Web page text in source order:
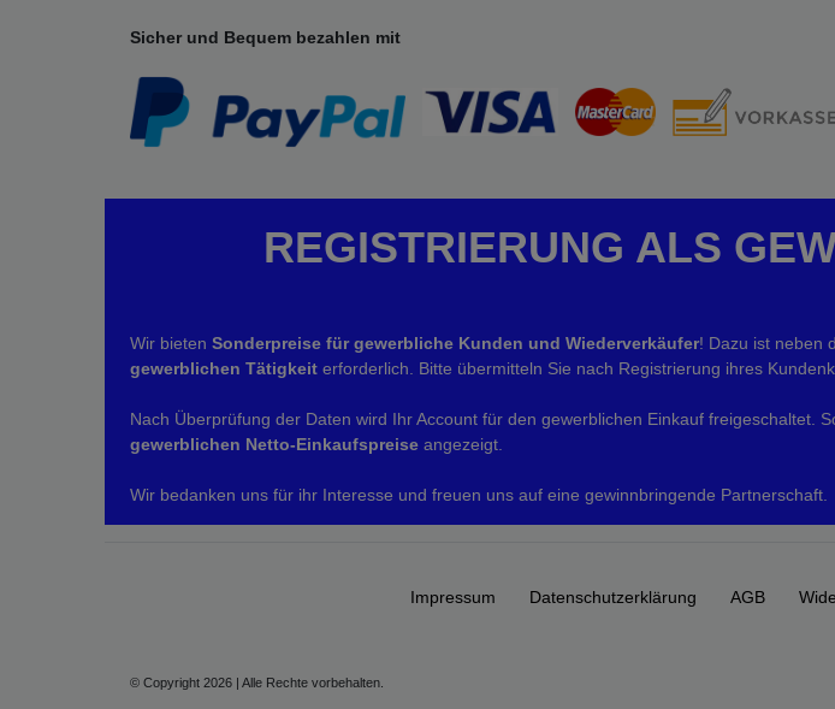
Sicher und Bequem bezahlen mit
REGISTRIERUNG ALS
Wir bieten Sonderpreise für gewerbliche Kunden und Wiederverkäufer! Dazu ist neben
gewerblichen Tätigkeit erforderlich. Bitte übermitteln Sie nach Registrierung ihres
Nach Überprüfung der Daten wird Ihr Account für den gewerblichen Einkauf freigeschaltet.
gewerblichen Netto-Einkaufspreise angezeigt.
Wir bedanken uns für ihr Interesse und freuen uns auf eine gewinnbringende Partnerschaft.
Impressum Daten­schutz­erklärung AGB
© Copyright 2026 | Alle Rechte vorbehalten.